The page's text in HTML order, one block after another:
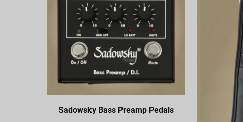
Sadowsky Bass Preamp Pedals